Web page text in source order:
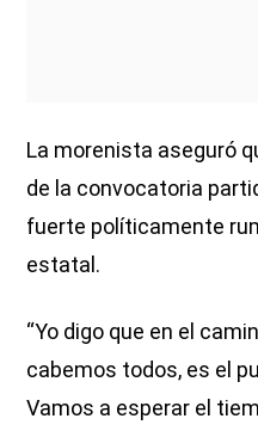
La morenista aseguró
de la convocatoria
fuerte políticamente
estatal.
“Yo digo que en el
cabemos todos, es el
Vamos a esperar el